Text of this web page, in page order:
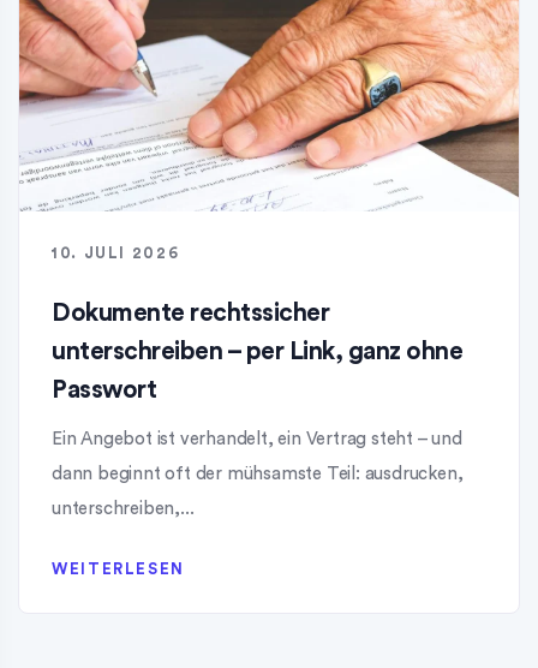
10. JULI 2026
Dokumente rechtssicher
unterschreiben – per Link, ganz ohne
Passwort
Ein Angebot ist verhandelt, ein Vertrag steht – und
dann beginnt oft der mühsamste Teil: ausdrucken,
unterschreiben,...
WEITERLESEN